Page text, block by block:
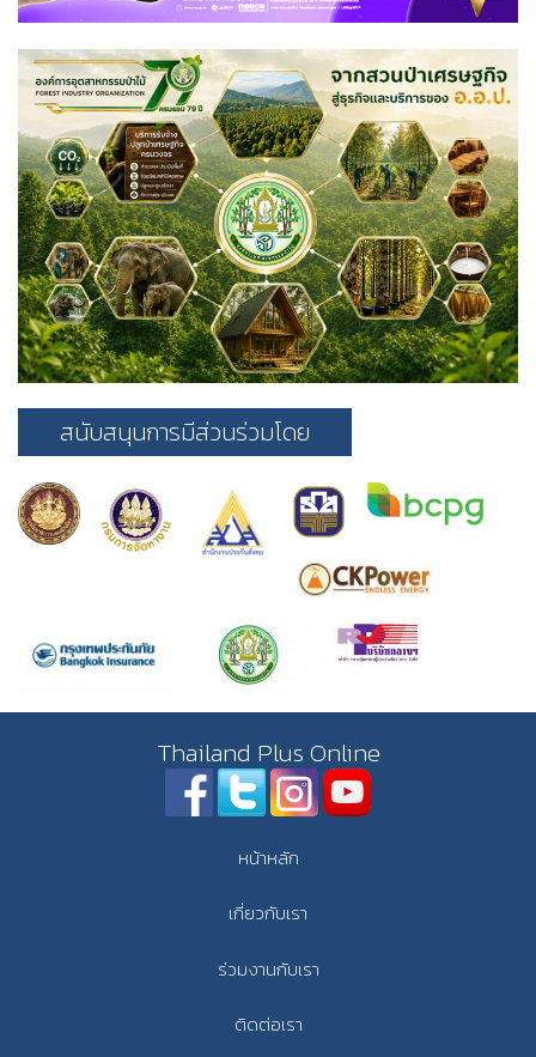
สนับสนุนการมีส่วนร่วมโดย
Thailand Plus Online
หน้าหลัก
เกี่ยวกับเรา
ร่วมงานกับเรา
ติดต่อเรา